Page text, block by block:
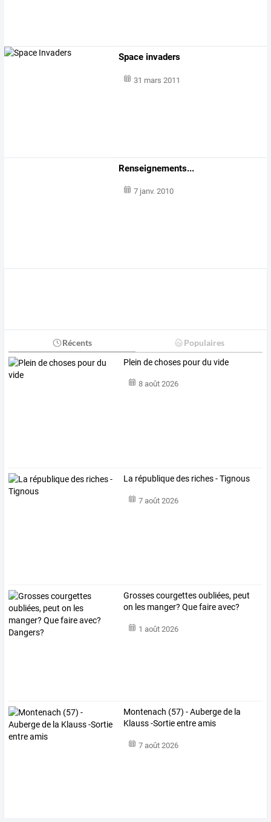
Space invaders
31 mars 2011
Renseignements...
7 janv. 2010
Récents Populaires
Plein de choses pour du vide
8 août 2026
La république des riches - Tignous
7 août 2026
Grosses courgettes oubliées, peut
on les manger? Que faire avec?
1 août 2026
Montenach (57) - Auberge de la
Klauss -Sortie entre amis
7 août 2026